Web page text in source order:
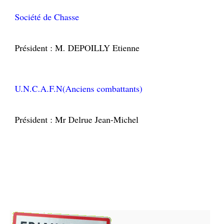
Société de Chasse
Président : M. DEPOILLY Etienne
U.N.C.A.F.N(Anciens combattants)
Président : Mr Delrue Jean-Michel